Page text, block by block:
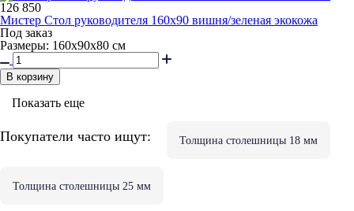
126 850
Мистер Стол руководителя 160x90 вишня/зеленая экокожа
Под заказ
Размеры: 160x90x80 см
В корзину
Показать еще
Покупатели часто ищут: Толщина столешницы 18 мм
Толщина столешницы 25 мм